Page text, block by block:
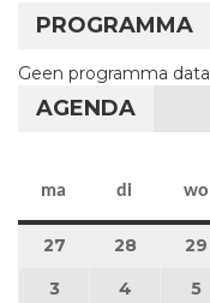
PROGRAMMA
Geen programma
AGENDA
ma maandag
di dinsdag
wo
27 27 juli 2026
28 28 juli29
3 3 augustus 2026
4 4 5